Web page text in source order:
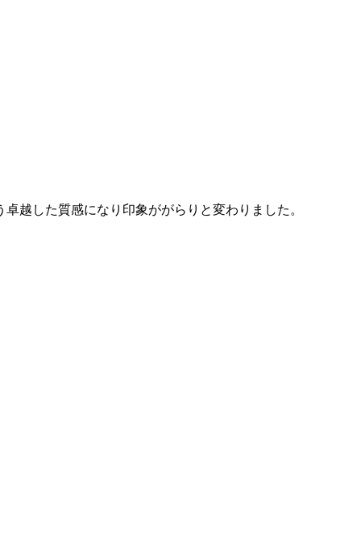
越した質感になり印象ががらりと変わりました。